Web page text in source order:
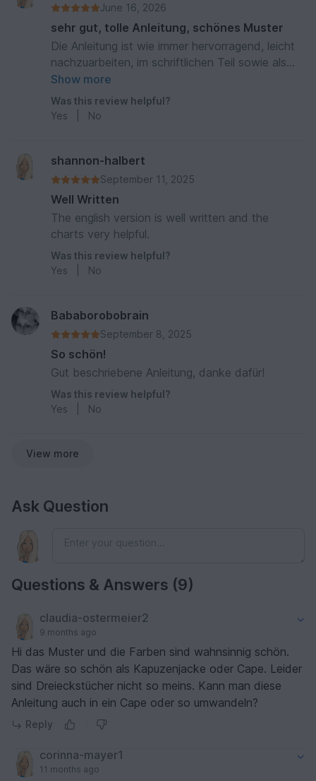
June 16, 2026
sehr gut, tolle Anleitung, schönes Muster
Die Anleitung ist wie immer hervorragend, leicht
nachzuarbeiten, im schriftlichen Teil sowie als
Häkelschrift
Show more
Was this review helpful?
Yes
No
shannon-halbert
September 11, 2025
Well Written
The english version is well written and the
charts very helpful.
Was this review helpful?
Yes
No
Bababorobobrain
September 8, 2025
So schön!
Gut beschriebene Anleitung, danke dafür!
Was this review helpful?
Yes
No
View more
Ask Question
Questions & Answers (9)
claudia-ostermeier2
9 months ago
Hi das Muster und die Farben sind wahnsinnig schön.
Das wäre so schön als Kapuzenjacke oder Cape. Leider
sind Dreieckstücher nicht so meins. Kann man diese
Anleitung auch in ein Cape oder so umwandeln?
Reply
corinna-mayer1
11 months ago